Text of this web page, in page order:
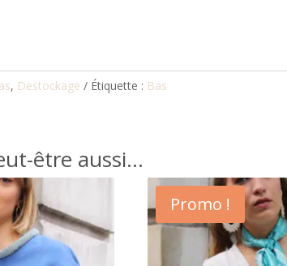
, Destockage Étiquette : Bas
être aussi…
Promo !